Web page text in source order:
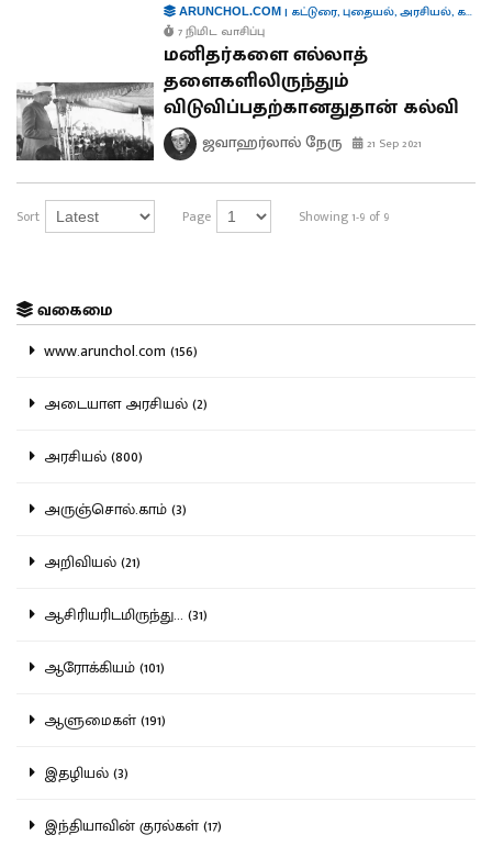
ARUNCHOL.COM| கட்டுரை,புதையல்,அரசியல், கல்வி
7 நிமிட வாசிப்பு
மனிதர்களை எல்லாத்
தளைகளிலிருந்தும்
விடுவிப்பதற்கானதுதான் கல்வி
ஜவாஹர்லால் நேரு 21 Sep 2021
Sort Page Showing 1-9 of 9
வகைமை
www.arunchol.com (156)
அடையாள அரசியல் (2)
அரசியல் (800)
அருஞ்சொல்.காம் (3)
அறிவியல் (21)
ஆசிரியரிடமிருந்து... (31)
ஆரோக்கியம் (101)
ஆளுமைகள் (191)
இதழியல் (3)
இந்தியாவின் குரல்கள் (17)